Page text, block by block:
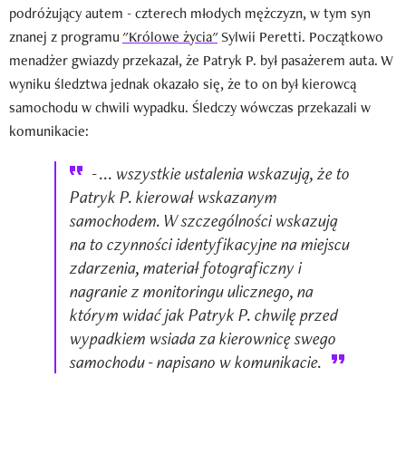
podróżujący autem - czterech młodych mężczyzn, w tym syn
znanej z programu"Królowe życia"Sylwii Peretti. Początkowo
menadżer gwiazdy przekazał, że Patryk P. był pasażerem auta. W
wyniku śledztwa jednak okazało się, że to on był kierowcą
samochodu w chwili wypadku. Śledczy wówczas przekazali w
komunikacie:
- ... wszystkie ustalenia wskazują, że to
Patryk P. kierował wskazanym
samochodem. W szczególności wskazują
na to czynności identyfikacyjne na miejscu
zdarzenia, materiał fotograficzny i
nagranie z monitoringu ulicznego, na
którym widać jak Patryk P. chwilę przed
wypadkiem wsiada za kierownicę swego
samochodu - napisano w komunikacie.